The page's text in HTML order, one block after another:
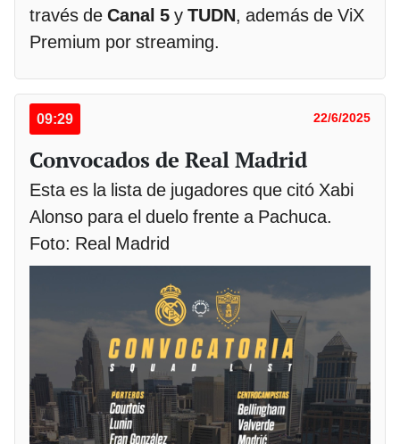
través de Canal 5 y TUDN, además de ViX
Premium por streaming.
09:29 22/6/2025
Convocados de Real Madrid
Esta es la lista de jugadores que citó Xabi
Alonso para el duelo frente a Pachuca.
Foto: Real Madrid